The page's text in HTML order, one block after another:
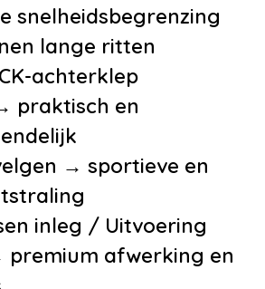
systeem
Systeem
Emergency
Stabiliteits
voor
snelheidsbegrenzing
lange ritten
achterklep
praktisch en
→ sportieve en
inleg / Uitvoering
premium afwerking en